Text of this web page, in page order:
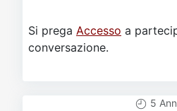
Si prega Accesso a
conversazione.
5